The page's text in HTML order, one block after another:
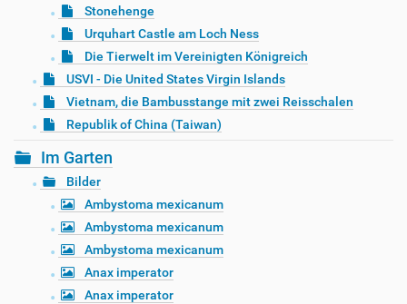
Stonehenge
Urquhart Castle am Loch Ness
Die Tierwelt im Vereinigten Königreich
USVI - Die United States Virgin Islands
Vietnam, die Bambusstange mit zwei Reisschalen
Republik of China (Taiwan)
Im Garten
Bilder
Ambystoma mexicanum
Ambystoma mexicanum
Ambystoma mexicanum
Anax imperator
Anax imperator